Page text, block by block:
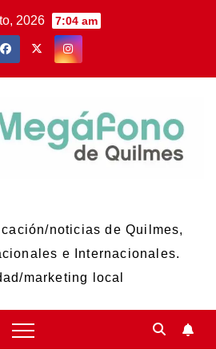
2026 7:04 am
noticias de Quilmes,
e Internacionales.
marketing local